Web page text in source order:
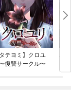
タテヨミ】クロユ
復讐サークル〜
バ
今